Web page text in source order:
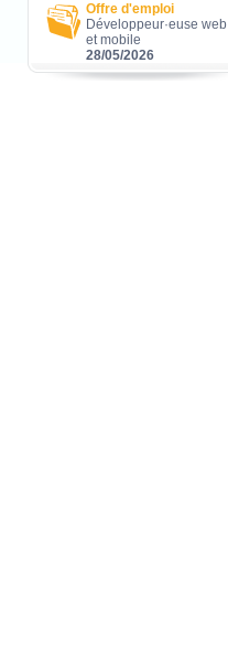
Offre d'emploi
Développeur·euse web
et mobile
28/05/2026